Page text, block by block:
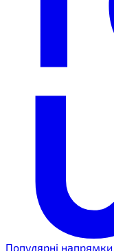
Популярні напрямки